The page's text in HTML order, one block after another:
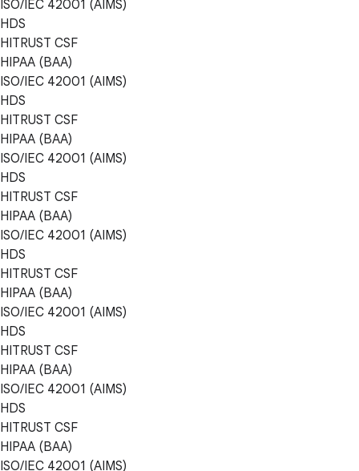
ISO/IEC 42001 (AIMS)
HDS
HITRUST CSF
HIPAA (BAA)
ISO/IEC 42001 (AIMS)
HDS
HITRUST CSF
HIPAA (BAA)
ISO/IEC 42001 (AIMS)
HDS
HITRUST CSF
HIPAA (BAA)
ISO/IEC 42001 (AIMS)
HDS
HITRUST CSF
HIPAA (BAA)
ISO/IEC 42001 (AIMS)
HDS
HITRUST CSF
HIPAA (BAA)
ISO/IEC 42001 (AIMS)
HDS
HITRUST CSF
HIPAA (BAA)
ISO/IEC 42001 (AIMS)